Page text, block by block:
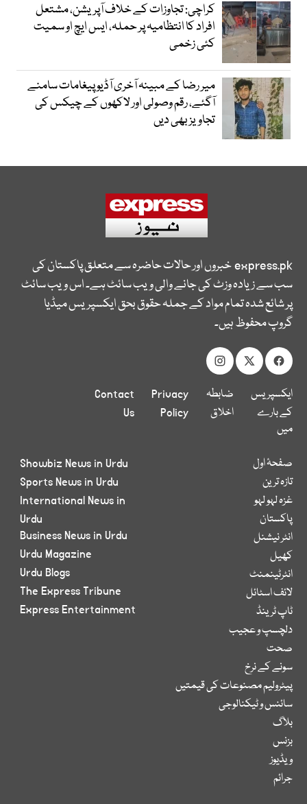
کراچی: تجاوزات کے خلاف آپریشن، مشتعل
افراد کا انتظامیہ پر حملہ، ایس ایچ او سمیت
کئی زخمی
میر رضا کے مبینہ آخری آڈیو پیغامات سامنے
آگئے، رقم وصولی اور لاکھوں کے چیکس کی
تجاویز بھی دیں
express.pkخبروں اور حالات حاضرہ سے متعلق پاکستان کی
سب سے زیادہ وزٹ کی جانے والی ویب سائٹ ہے۔ اس ویب سائٹ
پر شائع شدہ تمام مواد کے جملہ حقوق بحق ایکسپریس میڈیا
گروپ محفوظ ہیں۔
ایکسپریس
کے بارے
میں
ضابطہ
اخلاق
Privacy
Policy
Contact
Us
صفحۂ اول
تازہ ترین
غزہ لہو لہو
پاکستان
انٹر نیشنل
کھیل
انٹرٹینمنٹ
لائف اسٹائل
ٹاپ ٹرینڈ
دلچسپ و عجیب
صحت
سونے کے نرخ
پیٹرولیم مصنوعات کی قیمتیں
سائنس و ٹیکنالوجی
بلاگ
بزنس
ویڈیوز
جرائم
Showbiz News in Urdu
Sports News in Urdu
International News in
Urdu
Business News in Urdu
Urdu Magazine
Urdu Blogs
The Express Tribune
Express Entertainment